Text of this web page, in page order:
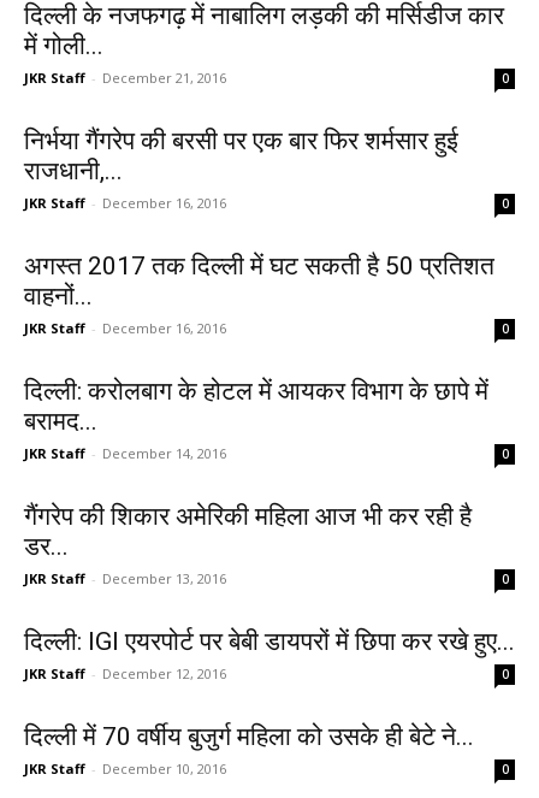
दिल्ली के नजफगढ़ में नाबालिग लड़की की मर्सिडीज कार
में गोली...
JKR Staff - December 21, 2016 0
निर्भया गैंगरेप की बरसी पर एक बार फिर शर्मसार हुई
राजधानी,...
JKR Staff - December 16, 2016 0
अगस्त 2017 तक दिल्ली में घट सकती है 50 प्रतिशत
वाहनों...
JKR Staff - December 16, 2016 0
दिल्‍ली: करोलबाग के होटल में आयकर विभाग के छापे में
बरामद...
JKR Staff - December 14, 2016 0
गैंगरेप की शिकार अमेरिकी महिला आज भी कर रही है
डर...
JKR Staff - December 13, 2016 0
दिल्ली: IGI एयरपोर्ट पर बेबी डायपरों में छिपा कर रखे हुए...
JKR Staff - December 12, 2016 0
दिल्ली में 70 वर्षीय बुजुर्ग महिला को उसके ही बेटे ने...
JKR Staff - December 10, 2016 0